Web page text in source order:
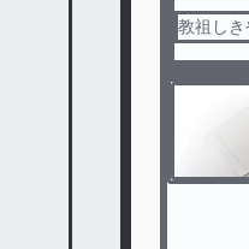
教祖しき